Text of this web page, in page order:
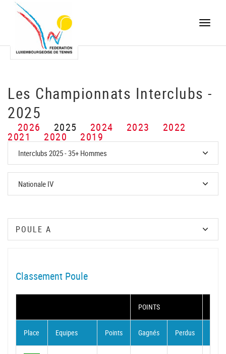
Toggle
Les Championnats Interclubs -
2025
2026 2025 2024 2023 2022
2021 2020 2019
Classement Poule
POINTS
Place Equipes Points Gagnés Perdus